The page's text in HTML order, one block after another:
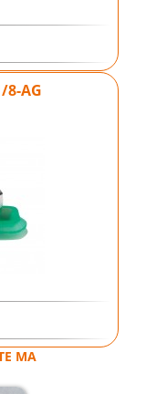
8-AG
MA